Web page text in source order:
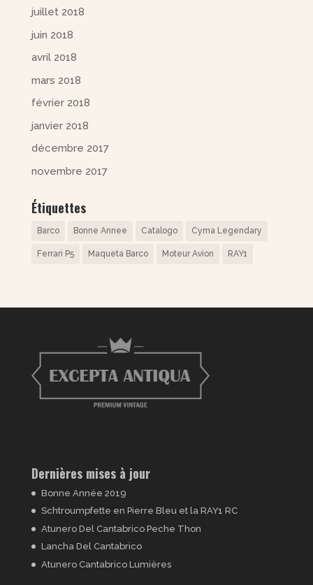
juillet 2018
juin 2018
avril 2018
mars 2018
février 2018
janvier 2018
décembre 2017
novembre 2017
Étiquettes
Barco Bonne Annee Catalogo Cyma Legendary
Ferrari P5 Maqueta Barco Moteur Avion RAY1
Dernières mises à jour
Bonne Année 2019
Schtroumpfette en Pierre Bleu et la RAY1 RC
Atunero Del Cantabrico Peche Thon
Lancha Del Cantabrico
Atunero Cantabrico Lumières